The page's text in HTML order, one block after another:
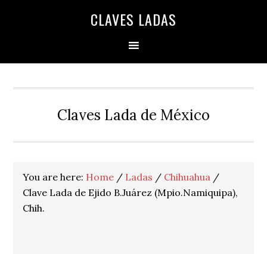
CLAVES LADAS
Claves Lada de México
You are here: Home / Ladas / Chihuahua /
Clave Lada de Ejido B.Juárez (Mpio.Namiquipa),
Chih.